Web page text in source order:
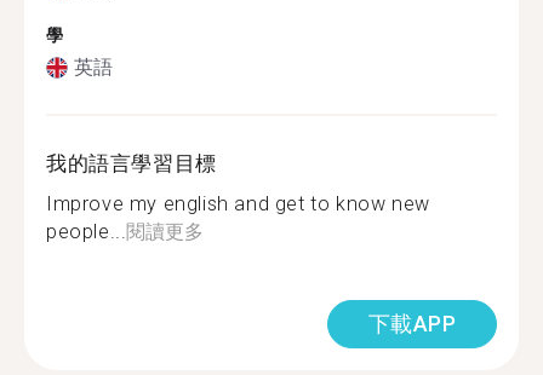
學
英語
我的語言學習目標
Improve my english and get to know new
people...閱讀更多
下載APP